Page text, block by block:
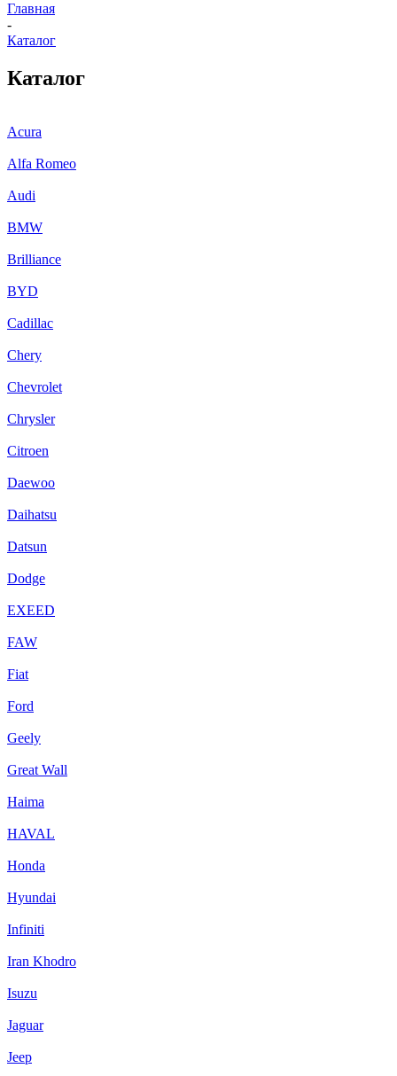
Главная
-
Каталог
Каталог
Acura
Alfa Romeo
Audi
BMW
Brilliance
BYD
Cadillac
Chery
Chevrolet
Chrysler
Citroen
Daewoo
Daihatsu
Datsun
Dodge
EXEED
FAW
Fiat
Ford
Geely
Great Wall
Haima
HAVAL
Honda
Hyundai
Infiniti
Iran Khodro
Isuzu
Jaguar
Jeep